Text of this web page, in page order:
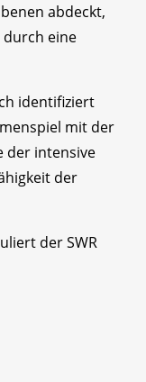
abdeckt,
eine
identifiziert
mit der
der intensive
der
der SWR